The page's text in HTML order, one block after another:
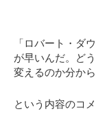
「ロバート・ダ
が早いんだ。ど
変えるのか分か
という内容のコ